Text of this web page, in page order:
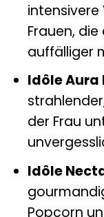
intensivere
Frauen,
auffälliger
Idôle Aura
der Frau
Idôle
Popcorn